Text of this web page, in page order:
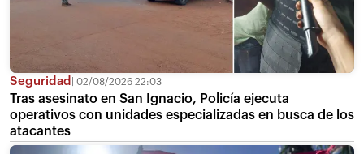
Seguridad 02/08/2026 22:03
Tras asesinato en San Ignacio, Policía ejecuta
operativos con unidades especializadas en busca de los
atacantes